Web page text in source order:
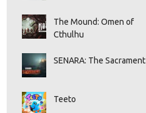
The Mound: Omen of
Cthulhu
SENARA: The Sacrament
Teeto